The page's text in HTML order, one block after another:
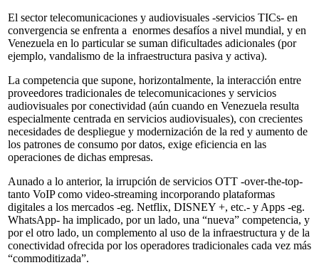
El sector telecomunicaciones y audiovisuales -servicios TICs- en
convergencia se enfrenta a enormes desafíos a nivel mundial, y en
Venezuela en lo particular se suman dificultades adicionales (por
ejemplo, vandalismo de la infraestructura pasiva y activa).
La competencia que supone, horizontalmente, la interacción entre
proveedores tradicionales de telecomunicaciones y servicios
audiovisuales por conectividad (aún cuando en Venezuela resulta
especialmente centrada en servicios audiovisuales), con crecientes
necesidades de despliegue y modernización de la red y aumento de
los patrones de consumo por datos, exige eficiencia en las
operaciones de dichas empresas.
Aunado a lo anterior, la irrupción de servicios OTT -over-the-top-
tanto VoIP como video-streaming incorporando plataformas
digitales a los mercados -eg. Netflix, DISNEY +, etc.- y Apps -eg.
WhatsApp- ha implicado, por un lado, una “nueva” competencia, y
por el otro lado, un complemento al uso de la infraestructura y de la
conectividad ofrecida por los operadores tradicionales cada vez más
“commoditizada”.